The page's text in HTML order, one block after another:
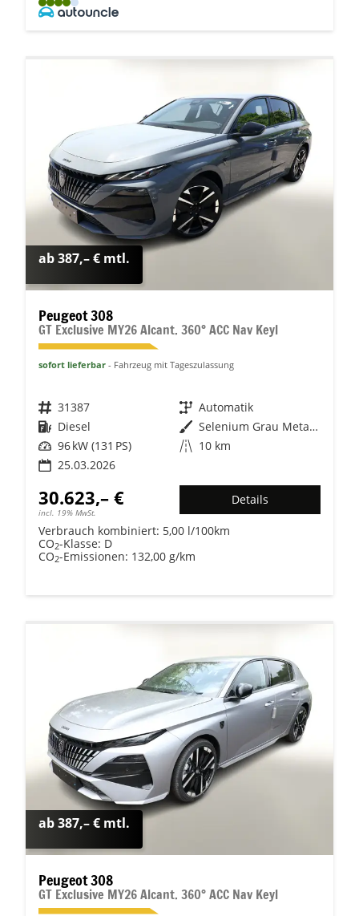
ab 387,– € mtl.
Peugeot 308
GT Exclusive MY26 Alcant. 360° ACC Nav Keyl
sofort lieferbar Fahrzeug mit Tageszulassung
Fahrzeugnr. 31387 Getriebe Automatik
Kraftstoff Diesel Außenfarbe
Selenium Grau Metallic
Leistung 96 kW (131 PS) Kilometerstand 10 km
25.03.2026
30.623,– €
incl. 19% MwSt.
Details
Verbrauch kombiniert: 5,00 l/100km
CO2-Klasse: D
CO2-Emissionen: 132,00 g/km
ab 387,– € mtl.
Peugeot 308
GT Exclusive MY26 Alcant. 360° ACC Nav Keyl